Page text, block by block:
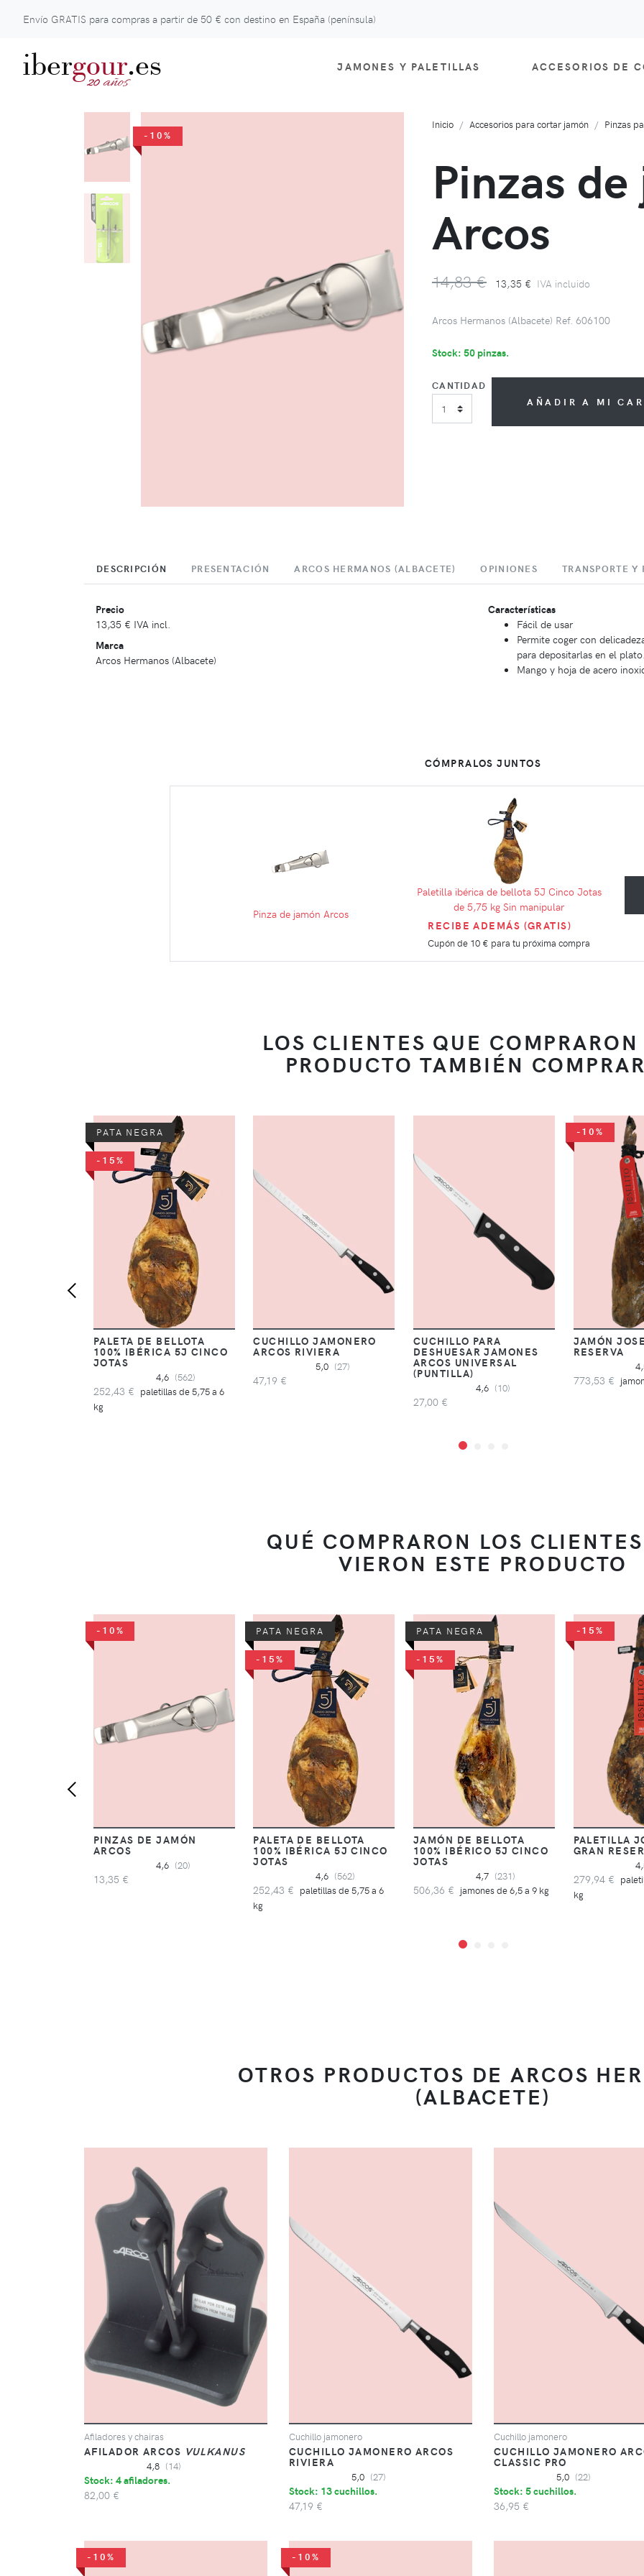
Envío GRATIS para compras a partir de 50 € con destino en España (península)
ibergour
20 años.es JAMONES Y PALETILLAS ACCESORIOS DE
-10%
Inicio Accesorios para cortar jamón Pinzas
Pinzas
Arcos
14,83 € 13,35 € IVA incluido
Arcos Hermanos (Albacete) Ref. 606100
Stock: 50 pinzas.
CANTIDAD
AÑADIR A MI
DESCRIPCIÓN PRESENTACIÓN ARCOS HERMANOS (ALBACETE) OPINIONES TRANSPORTE
Precio
13,35 € IVA incl.
Marca
Arcos Hermanos (Albacete)
Características
Fácil de usar
Permite coger con
para depositarlas en el plato.
Mango y hoja de acero
CÓMPRALOS JUNTOS
Pinza de jamón Arcos
Paletilla ibérica de bellota 5J Cinco Jotas
de 5,75 kg Sin manipular
RECIBE ADEMÁS (GRATIS)
Cupón de 10 € para tu próxima compra
LOS CLIENTES QUE COMPRARON
PRODUCTO TAMBIÉN
PATA NEGRA
-15%
PALETA DE BELLOTA
100% IBÉRICA 5J CINCO
JOTAS
4,6 (562)
252,43 € paletillas de 5,75 a 6
kg
CUCHILLO JAMONERO
ARCOS RIVIERA
5,0 (27)
47,19 €
CUCHILLO PARA
DESHUESAR JAMONES
ARCOS UNIVERSAL
(PUNTILLA)
4,6 (10)
27,00 €
-10%
JAMÓN
RESERVA
773,53 €
QUÉ COMPRARON LOS
VIERON ESTE PRODUCTO
-10%
PINZAS DE JAMÓN
ARCOS
4,6 (20)
13,35 €
PATA NEGRA
-15%
PALETA DE BELLOTA
100% IBÉRICA 5J CINCO
JOTAS
4,6 (562)
252,43 € paletillas de 5,75 a 6
kg
PATA NEGRA
-15%
JAMÓN DE BELLOTA
100% IBÉRICO 5J CINCO
JOTAS
4,7 (231)
506,36 € jamones de 6,5 a 9 kg
-15%
PALETILLA
GRAN
279,94 €
kg
OTROS PRODUCTOS DE ARCOS
(ALBACETE)
Afiladores y chairas
AFILADOR ARCOS VULKANUS
4,8 (14)
Stock: 4 afiladores.
82,00 €
Cuchillo jamonero
CUCHILLO JAMONERO ARCOS
RIVIERA
5,0 (27)
Stock: 13 cuchillos.
47,19 €
Cuchillo jamonero
CUCHILLO JAMONERO
CLASSIC PRO
5,0 (22)
Stock: 5 cuchillos.
36,95 €
-10% -10%